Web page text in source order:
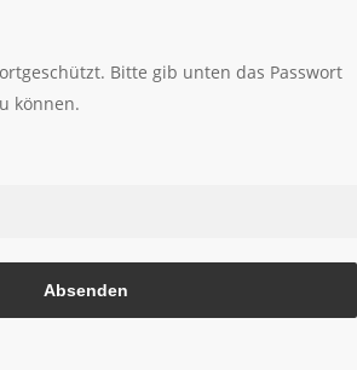
Bitte gib unten das Passwort
können.